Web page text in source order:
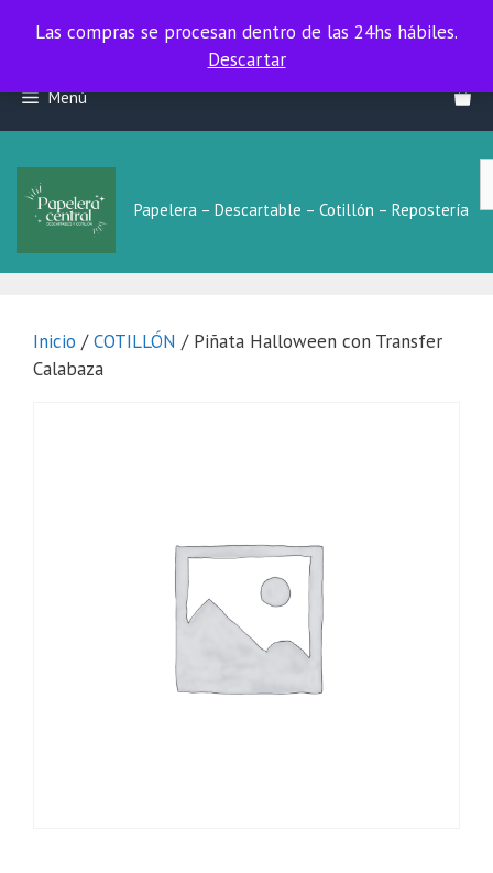
Las compras se procesan dentro de las 24hs hábiles.
Las compras se procesan dentro de las 24hs hábiles.
Descartar
contenido
Menú
Papelera – Descartable – Cotillón – Repostería
Inicio /COTILLÓN / Piñata Halloween con Transfer
Calabaza